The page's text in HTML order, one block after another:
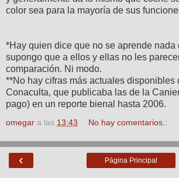
color sea para la mayoría de sus
*Hay quien dice que no se aprende nada
supongo que a ellos y ellas no les
comparación. Ni modo.
**No hay cifras más actuales disponibles
Conaculta, que publicaba las de la
pago) en un reporte bienal hasta 2006.
omegar a las 13:43 No hay comentarios.:
‹ Página Principal